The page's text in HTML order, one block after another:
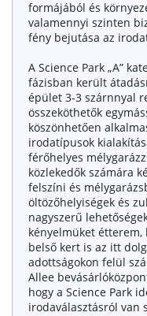
formájából és
valamennyi szinten
fény bejutása az
A Science Park „A”
fázisban került
épület 3-3 szárnnyal
összeköthetők
köszönhetően
irodatípusok
férőhelyes
közlekedők számára
felszíni és
öltözőhelyiségek és
nagyszerű
kényelmüket étterem,
belső kert is az itt
adottságokon felül
Allee
hogy a Science Park
irodaválasztásról van